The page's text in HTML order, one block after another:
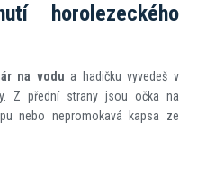
horolezeckého
na vodu a hadičku vyvedeš v
Z přední strany jsou očka na
nebo nepromokavá kapsa ze